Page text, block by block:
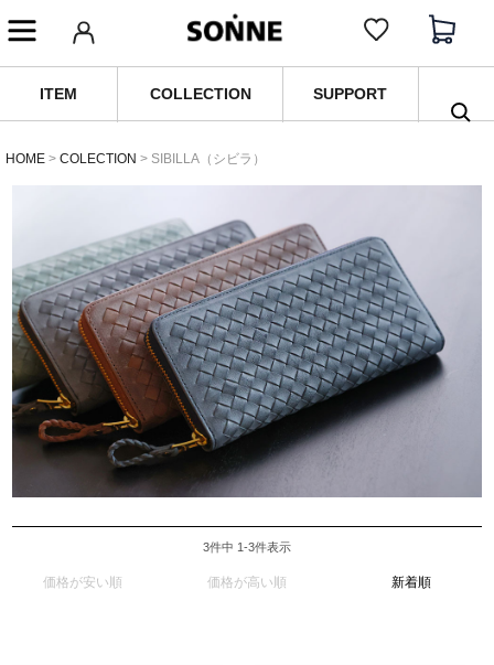
ITEM COLLECTION SUPPORT
HOME COLECTION SIBILLA（シビラ）
価格が安い順 価格が高い順 新着順
3件中 1-3件表示